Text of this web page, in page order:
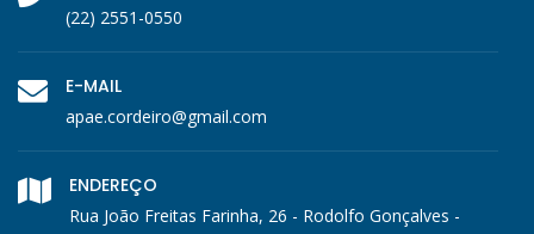
(22) 2551-0550
E-MAIL
apae.cordeiro@gmail.com
ENDEREÇO
Rua João Freitas Farinha, 26 - Rodolfo Gonçalves -